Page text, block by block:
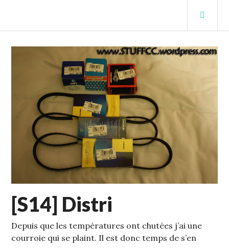
contenu
STUFFCC'S BLOG
S14
[S14] Distri
Depuis que les températures ont chutées j’ai une
courroie qui se plaint. Il est donc temps de s’en